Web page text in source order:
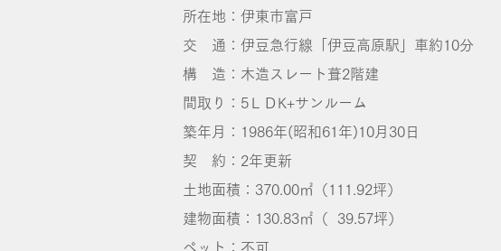
所在地：伊東市富戸
交 通：伊豆急行線「伊豆高原駅」車約10分
構 造：木造スレート葺2階建
間取り：5ＬＤK+サンルーム
築年月：1986年(昭和61年)10月30日
契 約：2年更新
土地面積：370.00㎡（111.92坪）
建物面積：130.83㎡（ 39.57坪）
ペット：不可